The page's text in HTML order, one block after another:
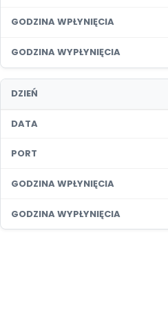
GODZINA WPŁYNIĘCIA
GODZINA WYPŁYNIĘCIA
DZIEŃ
DATA
PORT
GODZINA WPŁYNIĘCIA
GODZINA WYPŁYNIĘCIA